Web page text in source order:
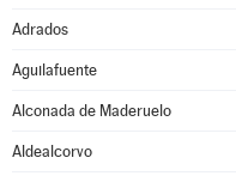
Adrados
Aguilafuente
Alconada de Maderuelo
Aldealcorvo